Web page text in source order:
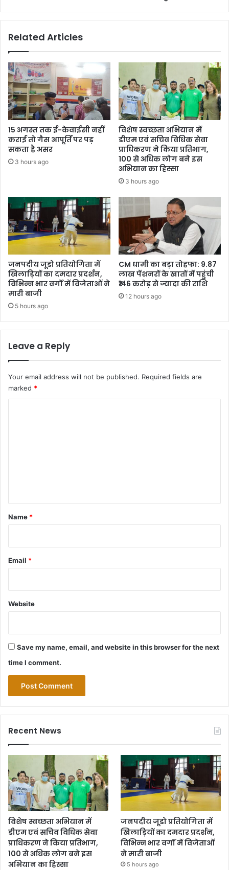
के
के
सुझाव
मांगे
Related Articles
15 अगस्त तक ई-केवाईसी नहीं
कराई तो गैस आपूर्ति पर पड़
सकता है असर
3 hours ago
विशेष स्वच्छता अभियान में
डीएम एवं सचिव विधिक सेवा
प्राधिकरण ने किया प्रतिभाग,
100 से अधिक लोग बने इस
अभियान का हिस्सा
3 hours ago
जनपदीय जूडो प्रतियोगिता में
खिलाड़ियों का दमदार प्रदर्शन,
विभिन्न भार वर्गों में विजेताओं ने
मारी बाजी
5 hours ago
CM धामी का बड़ा तोहफा: 9.87
लाख पेंशनरों के खातों में पहुंची
₹146 करोड़ से ज्यादा की राशि
12 hours ago
Leave a Reply
Your email address will not be published. Required fields are
marked *
*
Name *
Email *
Website
Save my name, email, and website in this browser for the next
time I comment.
Recent News
विशेष स्वच्छता अभियान में
डीएम एवं सचिव विधिक सेवा
प्राधिकरण ने किया प्रतिभाग,
100 से अधिक लोग बने इस
अभियान का हिस्सा
जनपदीय जूडो प्रतियोगिता में
खिलाड़ियों का दमदार प्रदर्शन,
विभिन्न भार वर्गों में विजेताओं
ने मारी बाजी
5 hours ago